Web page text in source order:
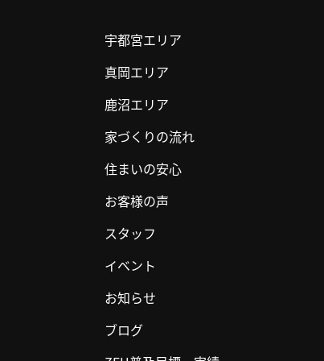
宇都宮エリア
真岡エリア
鹿沼エリア
家づくりの流れ
住まいの安心
お客様の声
スタッフ
イベント
お知らせ
ブログ